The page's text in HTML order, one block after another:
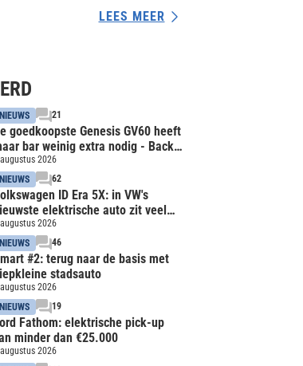
LEES MEER
NIEUWS 21
goedkoopste Genesis GV60 heeft
bar weinig extra nodig - Back
basics2026
NIEUWS
62
ID Era 5X: in VW's
elektrische auto zit veel
2026
NIEUWS
46
#2: terug naar de basis met
stadsauto
2026
NIEUWS
19
Fathom: elektrische pick-up
minder dan €25.000
2026